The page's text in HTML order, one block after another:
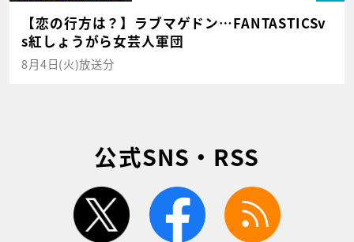
【恋の行方は？】ラブマゲドン…FANTASTICSv
s紅しょうがら女芸人軍団
8月4日(火)放送分
公式SNS・RSS
twitter facebook